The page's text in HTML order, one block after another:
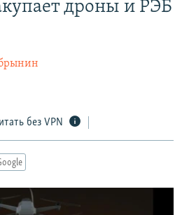
дроны и РЭБ
без VPN